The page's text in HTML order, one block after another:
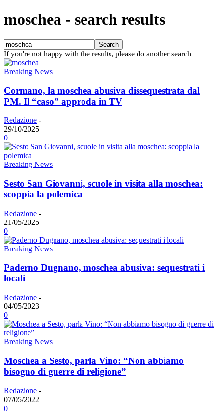
moschea - search results
If you're not happy with the results, please do another search
Breaking News
Cormano, la moschea abusiva dissequestrata dal
PM. Il “caso” approda in TV
Redazione -
29/10/2025
0
Breaking News
Sesto San Giovanni, scuole in visita alla moschea:
scoppia la polemica
Redazione -
21/05/2025
0
Breaking News
Paderno Dugnano, moschea abusiva: sequestrati i
locali
Redazione -
04/05/2023
0
Breaking News
Moschea a Sesto, parla Vino: “Non abbiamo
bisogno di guerre di religione”
Redazione -
07/05/2022
0